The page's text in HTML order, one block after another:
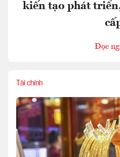
kiến tạo phát
Đọc
Tài chính